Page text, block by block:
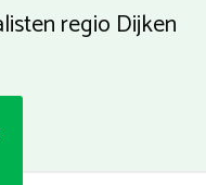
regio Dijken